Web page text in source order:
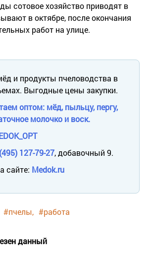
сотовое хозяйство приводят в
в октябре, после окончания
работ на улице.
и продукты пчеловодства в
Выгодные цены закупки.
оптом: мёд, пыльцу, пергу,
молочко и воск.
127-79-27, добавочный 9.
сайте: Medok.ru
#пчелы #работа
данный